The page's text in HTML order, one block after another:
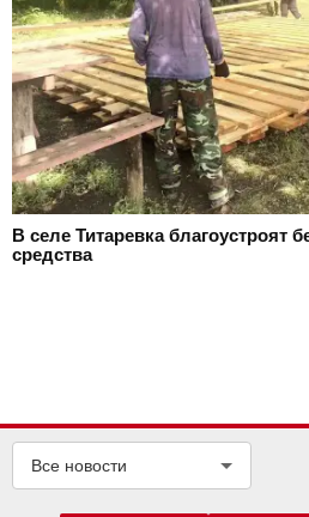
В селе Титаревка благоустроят
средства
Все новости